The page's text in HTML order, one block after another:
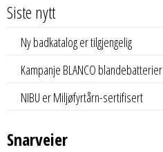
Siste nytt
Ny badkatalog er tilgjengelig
Kampanje BLANCO blandebatterier
NIBU er Miljøfyrtårn-sertifisert
Snarveier